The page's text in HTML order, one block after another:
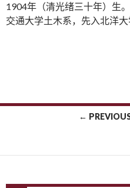
1904年（清光绪三十年）生
交通大学土木系，先入北洋
←